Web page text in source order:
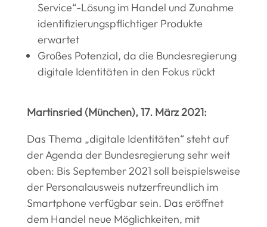
Service“-Lösung im Handel und Zunahme
identifizierungspflichtiger Produkte
erwartet
Großes Potenzial, da die Bundesregierung
digitale Identitäten in den Fokus rückt
Martinsried (München), 17. März 2021:
Das Thema „digitale Identitäten“ steht auf
der Agenda der Bundesregierung sehr weit
oben: Bis September 2021 soll beispielsweise
der Personalausweis nutzerfreundlich im
Smartphone verfügbar sein. Das eröffnet
dem Handel neue Möglichkeiten, mit